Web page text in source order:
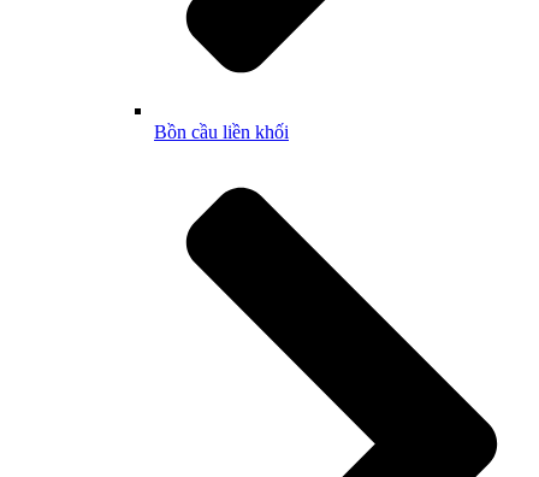
Bồn cầu liền khối